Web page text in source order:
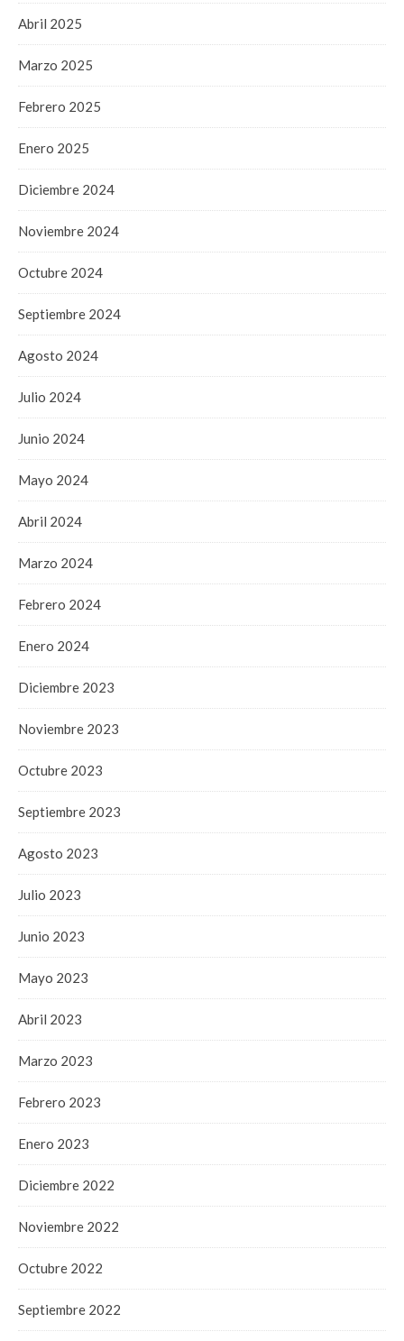
Abril 2025
Marzo 2025
Febrero 2025
Enero 2025
Diciembre 2024
Noviembre 2024
Octubre 2024
Septiembre 2024
Agosto 2024
Julio 2024
Junio 2024
Mayo 2024
Abril 2024
Marzo 2024
Febrero 2024
Enero 2024
Diciembre 2023
Noviembre 2023
Octubre 2023
Septiembre 2023
Agosto 2023
Julio 2023
Junio 2023
Mayo 2023
Abril 2023
Marzo 2023
Febrero 2023
Enero 2023
Diciembre 2022
Noviembre 2022
Octubre 2022
Septiembre 2022